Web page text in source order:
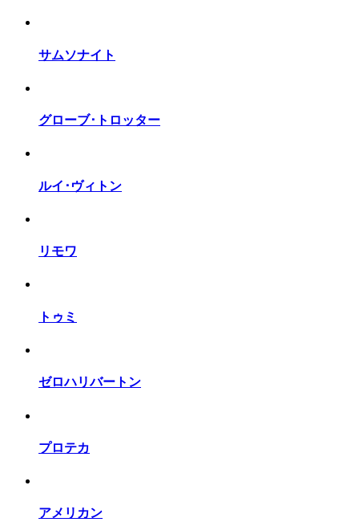
サムソナイト
グローブ･トロッター
ルイ･ヴィトン
リモワ
トゥミ
ゼロハリバートン
プロテカ
アメリカン